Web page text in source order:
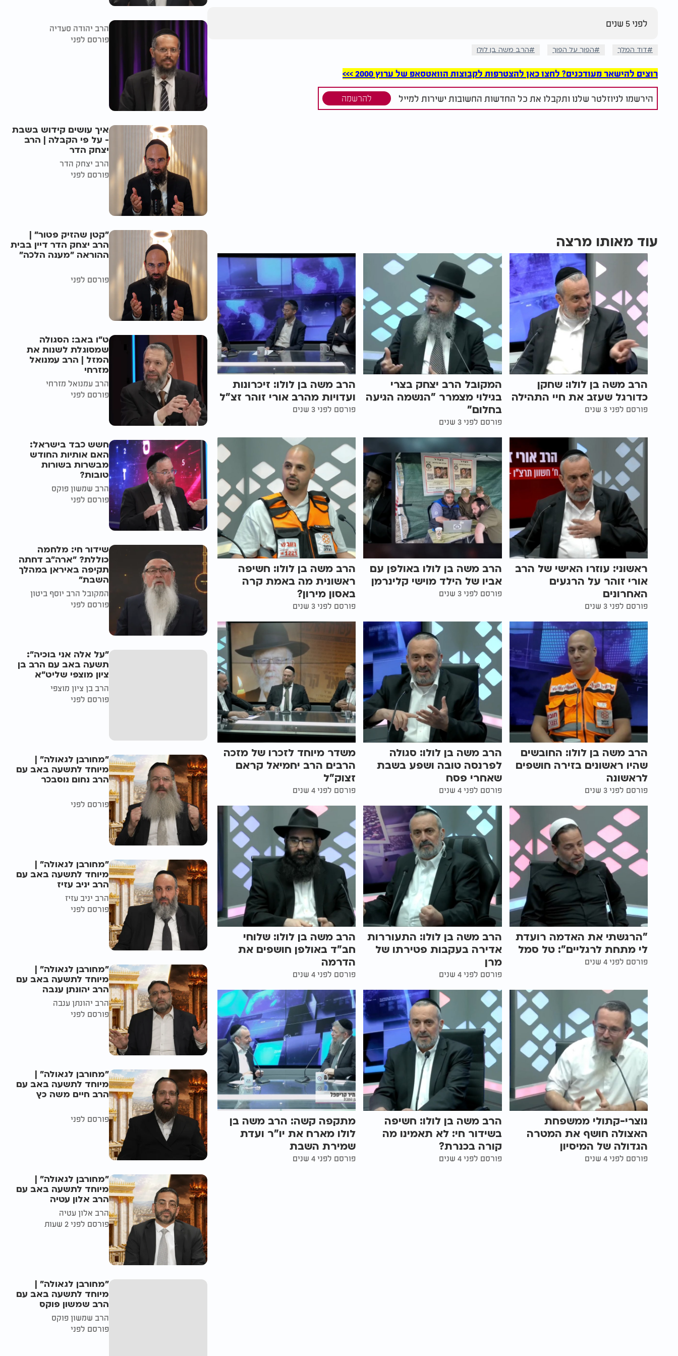
לפני 5 שנים
דוד המלך הפוך על הפוך הרב משה בן לולו
רוצים להישאר מעודכנים? לחצו כאן להצטרפות לקבוצות הוואטסאפ של ערוץ 2000 >>>
הירשמו לניוזלטר שלנו ותקבלו את כל החדשות החשובות ישירות למייל להרשמה
עוד מאותו מרצה
הרב משה בן לולו: שחקן
כדורגל שעזב את חיי התהילה
פורסם לפני 3 שנים
המקובל הרב יצחק בצרי
בגילוי מצמרר "הנשמה הגיעה
בחלום"
פורסם לפני 3 שנים
הרב משה בן לולו: זיכרונות
ועדויות מהרב אורי זוהר זצ"ל
פורסם לפני 3 שנים
ראשוני: עוזרו האישי של הרב
אורי זוהר על הרגעים
האחרונים
פורסם לפני 3 שנים
הרב משה בן לולו באולפן עם
אביו של הילד מוישי קלינרמן
פורסם לפני 3 שנים
הרב משה בן לולו: חשיפה
ראשונית מה באמת קרה
באסון מירון?
פורסם לפני 3 שנים
הרב משה בן לולו: החובשים
שהיו ראשונים בזירה חושפים
לראשונה
פורסם לפני 3 שנים
הרב משה בן לולו: סגולה
לפרנסה טובה ושפע בשבת
שאחרי פסח
פורסם לפני 4 שנים
משדר מיוחד לזכרו של מזכה
הרבים הרב יחמיאל קראם
זצוק"ל
פורסם לפני 4 שנים
"הרגשתי את האדמה רועדת
לי מתחת לרגליים": טל סמל
פורסם לפני 4 שנים
הרב משה בן לולו: התעוררות
אדירה בעקבות פטירתו של
מרן
פורסם לפני 4 שנים
הרב משה בן לולו: שלוחי
חב"ד באולפן חושפים את
הדרמה
פורסם לפני 4 שנים
נוצרי-קתולי ממשפחת
האצולה חושף את המטרה
הגדולה של המיסיון
פורסם לפני 4 שנים
הרב משה בן לולו: חשיפה
בשידור חי: לא תאמינו מה
קורה בכנרת?
פורסם לפני 4 שנים
מתקפה קשה: הרב משה בן
לולו מארח את יו"ר ועדת
שמירת השבת
פורסם לפני 4 שנים
הרב יהודה סעדיה
פורסם לפני
איך עושים קידוש בשבת
- על פי הקבלה | הרב
יצחק הדר
הרב יצחק הדר
פורסם לפני
"קטן שהזיק פטור" |
הרב יצחק הדר דיין בבית
ההוראה "מענה הלכה"
פורסם לפני
ט"ו באב: הסגולה
שמסוגלת לשנות את
המזל | הרב עמנואל
מזרחי
הרב עמנואל מזרחי
פורסם לפני
חשש כבד בישראל:
האם אותיות החודש
מבשרות בשורות
טובות?
הרב שמשון פוקס
פורסם לפני
שידור חי: מלחמה
כוללת? ״ארה"ב דחתה
תקיפה באיראן במהלך
השבת״
המקובל הרב יוסף ביטון
פורסם לפני
"על אלה אני בוכיה":
תשעה באב עם הרב בן
ציון מוצפי שליט"א
הרב בן ציון מוצפי
פורסם לפני
"מחורבן לגאולה" |
מיוחד לתשעה באב עם
הרב נחום נוסבכר
פורסם לפני
"מחורבן לגאולה" |
מיוחד לתשעה באב עם
הרב יניב עזיז
הרב יניב עזיז
פורסם לפני
"מחורבן לגאולה" |
מיוחד לתשעה באב עם
הרב יהונתן ענבה
הרב יהונתן ענבה
פורסם לפני
"מחורבן לגאולה" |
מיוחד לתשעה באב עם
הרב חיים משה כץ
פורסם לפני
"מחורבן לגאולה" |
מיוחד לתשעה באב עם
הרב אלון עטיה
הרב אלון עטיה
פורסם לפני 2 שעות
"מחורבן לגאולה" |
מיוחד לתשעה באב עם
הרב שמשון פוקס
הרב שמשון פוקס
פורסם לפני